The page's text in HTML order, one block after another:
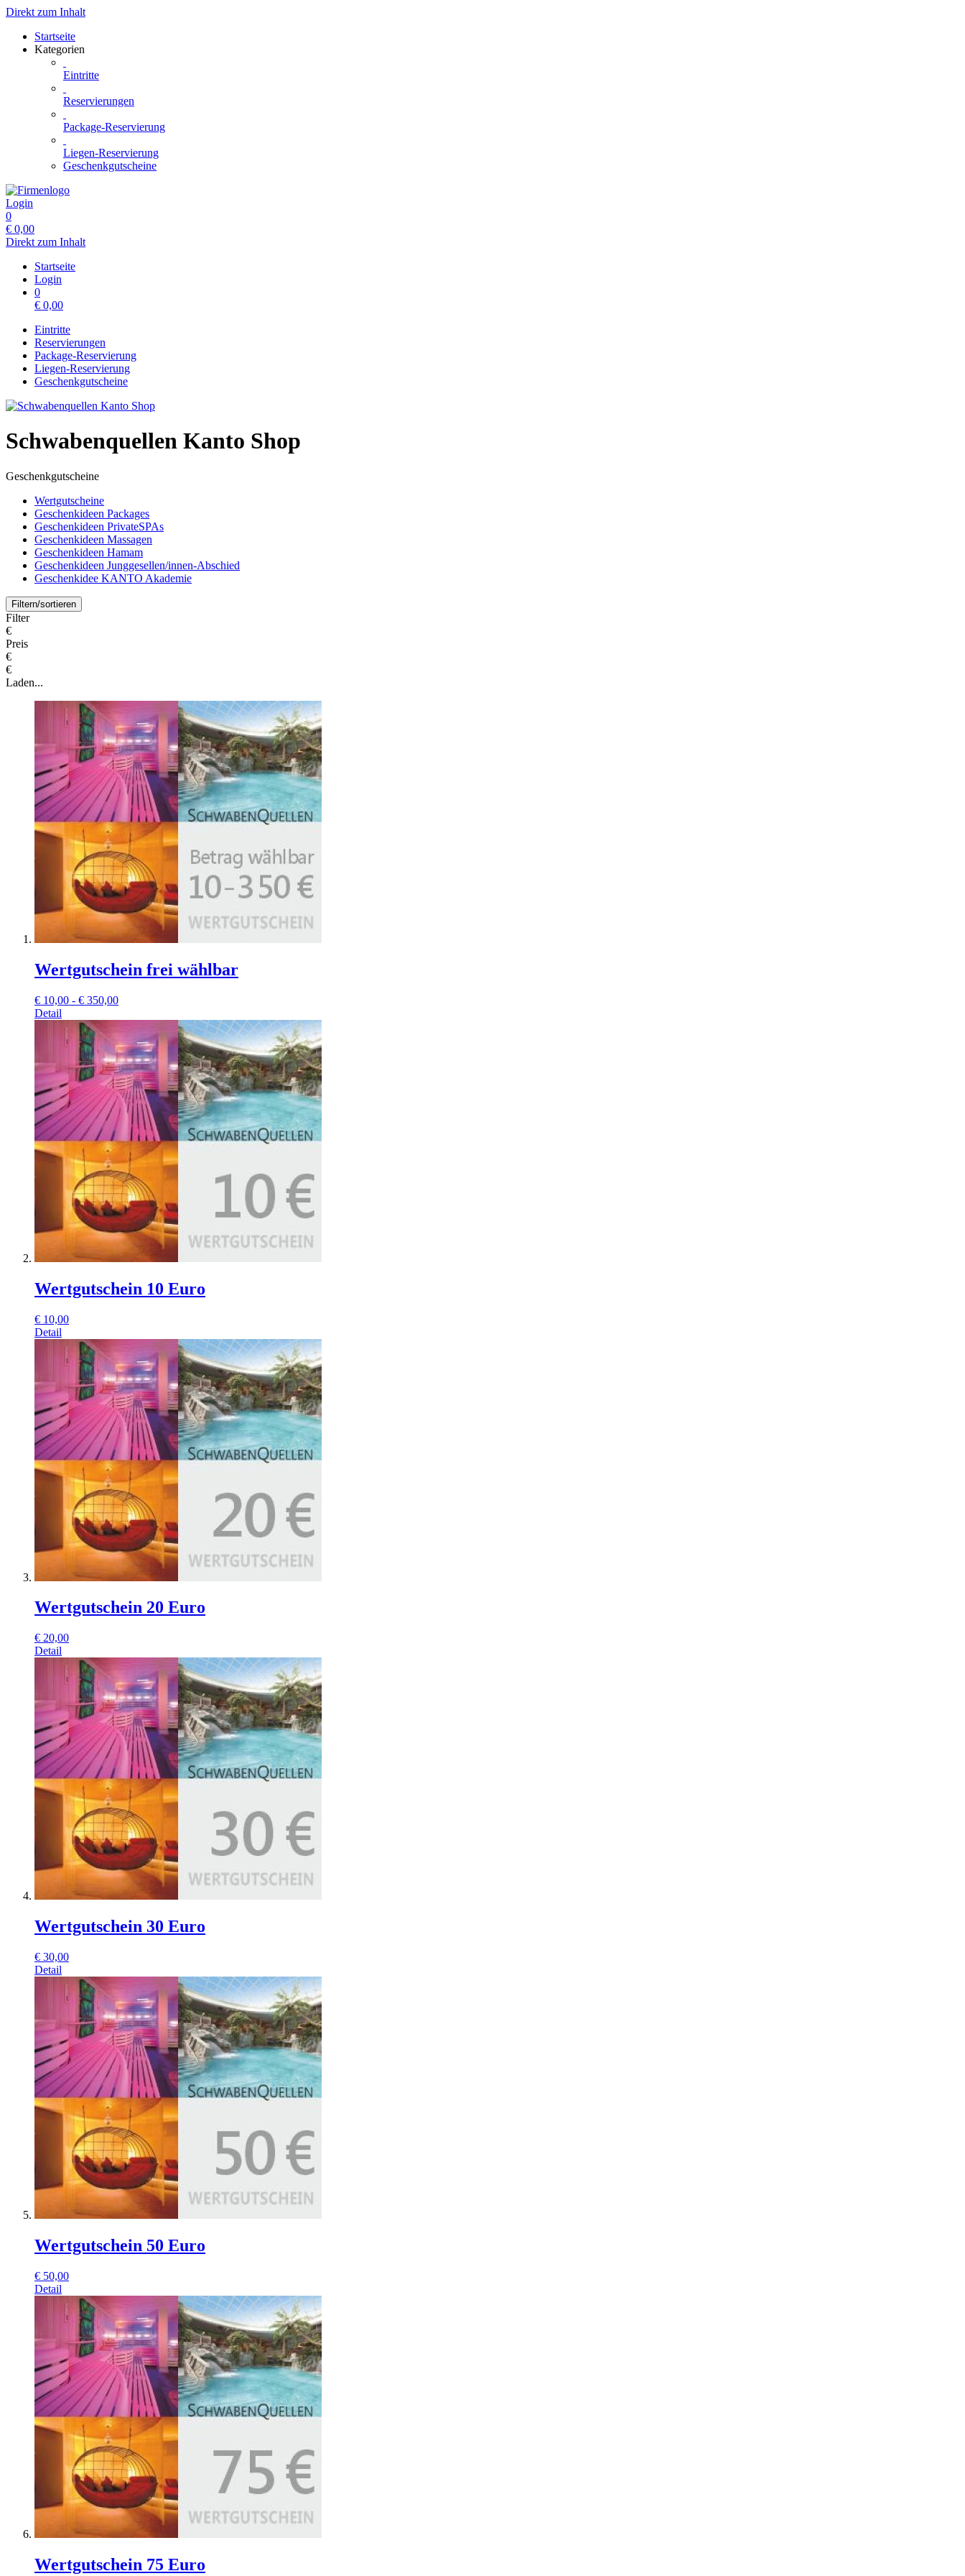
Direkt zum Inhalt
Startseite
Kategorien
Eintritte
Reservierungen
Package-Reservierung
Liegen-Reservierung
Geschenkgutscheine
Login
0
€ 0,00
Direkt zum Inhalt
Startseite
Login
0
€ 0,00
Eintritte
Reservierungen
Package-Reservierung
Liegen-Reservierung
Geschenkgutscheine
Schwabenquellen Kanto Shop
Geschenkgutscheine
Wertgutscheine
Geschenkideen Packages
Geschenkideen PrivateSPAs
Geschenkideen Massagen
Geschenkideen Hamam
Geschenkideen Junggesellen/innen-Abschied
Geschenkidee KANTO Akademie
Filtern/sortieren
Filter
€
Preis
€
€
Laden...
Wertgutschein frei wählbar
€ 10,00 - € 350,00
Detail
Wertgutschein 10 Euro
€ 10,00
Detail
Wertgutschein 20 Euro
€ 20,00
Detail
Wertgutschein 30 Euro
€ 30,00
Detail
Wertgutschein 50 Euro
€ 50,00
Detail
Wertgutschein 75 Euro